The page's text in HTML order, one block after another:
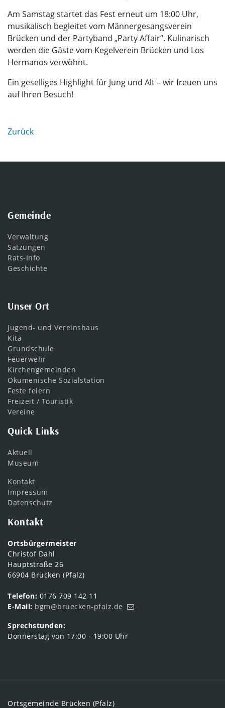
Am Samstag startet das Fest erneut um 18:00 Uhr,
musikalisch begleitet vom Männergesangsverein
Brücken und der Partyband „Party Affair“. Kulinarisch
werden die Gäste vom Kegelverein Brücken und Los
Hermanos verwöhnt.
Ein geselliges Highlight für Jung und Alt – wir freuen uns
auf Ihren Besuch!
Zurück
Gemeinde
Verwaltung
Satzungen
Rats-Info
Geschichte
Unser Ort
Jugend- und Vereinshaus
Kita
Grundschule
Feuerwehr
Kirchengemeinden
Ökumenische Sozialstation
Feste feiern
Freizeit / Touristik
Vereine
Quick Links
Aktuell
Museum
Kontakt
Impressum
Datenschutz
Kontakt
Ortsbürgermeister
Christof Dahl
Hauptstraße 26
66904 Brücken (Pfalz)
Telefon: 0176 709 142 11
E-Mail: bgm@bruecken-pfalz.de
Sprechstunden:
Donnerstag von 17:00 - 19:00 Uhr
Ortsgemeinde Brücken (Pfalz)